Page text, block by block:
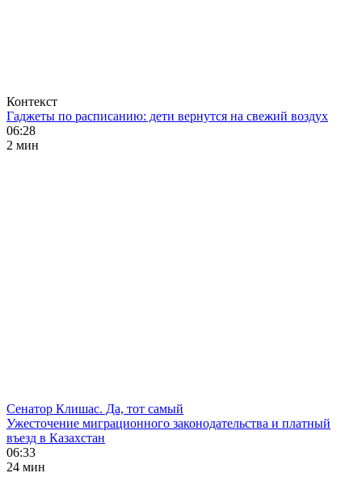
Контекст
Гаджеты по расписанию: дети вернутся на свежий воздух
06:28
2 мин
Сенатор Клишас. Да, тот самый
Ужесточение миграционного законодательства и платный
въезд в Казахстан
06:33
24 мин